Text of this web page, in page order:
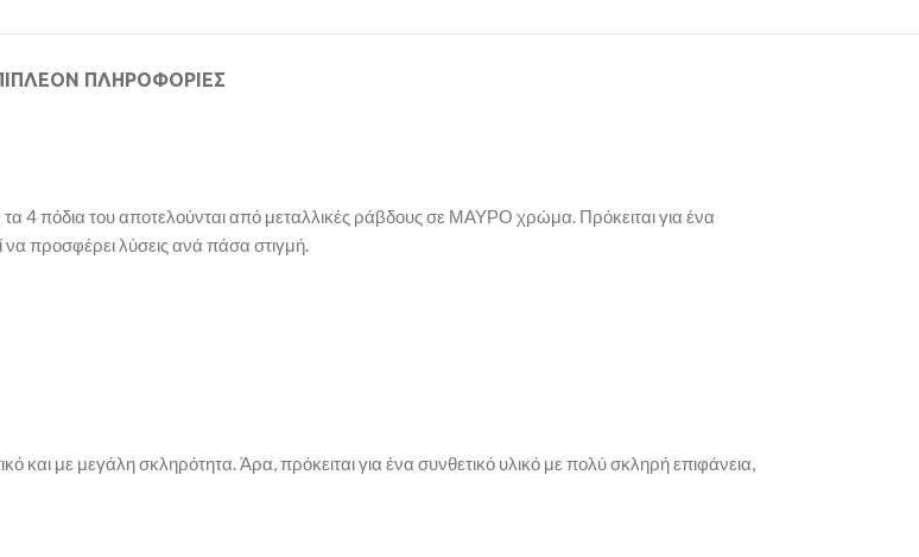
ΠΛΗΡΟΦΟΡΊΕΣ
4 πόδια του αποτελούνται από μεταλλικές ράβδους σε ΜΑΥΡΟ χρώμα. Πρόκειται για ένα
να προσφέρει λύσεις ανά πάσα στιγμή.
και με μεγάλη σκληρότητα. Άρα, πρόκειται για ένα συνθετικό υλικό με πολύ σκληρή επιφάνεια,